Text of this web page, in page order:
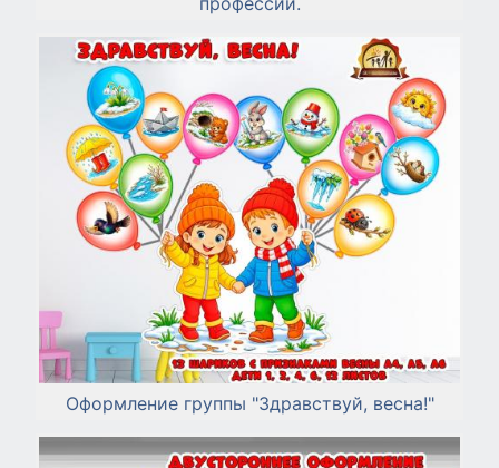
Оформление группы "Здравствуй, весна!"